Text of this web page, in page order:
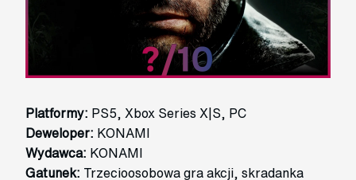
Platformy: PS5, Xbox Series X|S, PC
Deweloper: KONAMI
Wydawca: KONAMI
Gatunek: Trzecioosobowa gra akcji, skradanka